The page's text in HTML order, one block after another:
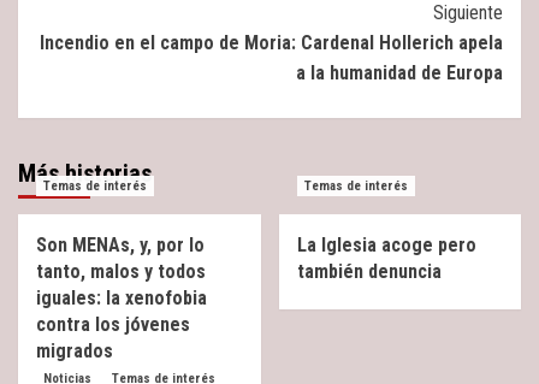
Siguiente
Incendio en el campo de Moria: Cardenal Hollerich apela
a la humanidad de Europa
Más historias
Temas de interés
Son MENAs, y, por lo
tanto, malos y todos
iguales: la xenofobia
contra los jóvenes
migrados
Temas de interés
La Iglesia acoge pero
también denuncia
Noticias Temas de interés